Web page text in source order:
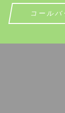
コールバ
個